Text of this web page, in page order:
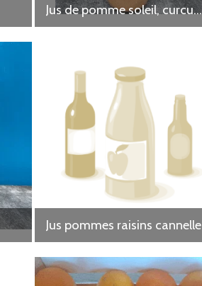
Jus de pomme soleil, curcuma, citron,fenouil, coing
Jus pommes raisins cannelle